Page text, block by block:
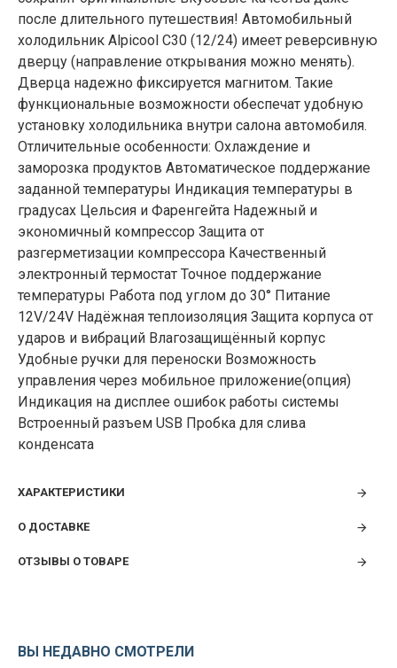
после длительного путешествия! Автомобильный
холодильник Alpicool C30 (12/24) имеет реверсивную
дверцу (направление открывания можно менять).
Дверца надежно фиксируется магнитом. Такие
функциональные возможности обеспечат удобную
установку холодильника внутри салона автомобиля.
Отличительные особенности: Охлаждение и
заморозка продуктов Автоматическое поддержание
заданной температуры Индикация температуры в
градусах Цельсия и Фаренгейта Надежный и
экономичный компрессор Защита от
разгерметизации компрессора Качественный
электронный термостат Точное поддержание
температуры Работа под углом до 30° Питание
12V/24V Надёжная теплоизоляция Защита корпуса от
ударов и вибраций Влагозащищённый корпус
Удобные ручки для переноски Возможность
управления через мобильное приложение(опция)
Индикация на дисплее ошибок работы системы
Встроенный разъем USB Пробка для слива
конденсата
ХАРАКТЕРИСТИКИ
О ДОСТАВКЕ
ОТЗЫВЫ О ТОВАРЕ
ВЫ НЕДАВНО СМОТРЕЛИ